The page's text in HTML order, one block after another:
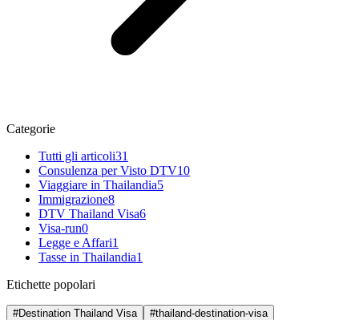
Categorie
Tutti gli articoli31
Consulenza per Visto DTV10
Viaggiare in Thailandia5
Immigrazione8
DTV Thailand Visa6
Visa-run0
Legge e Affari1
Tasse in Thailandia1
Etichette popolari
#Destination Thailand Visa
#thailand-destination-visa